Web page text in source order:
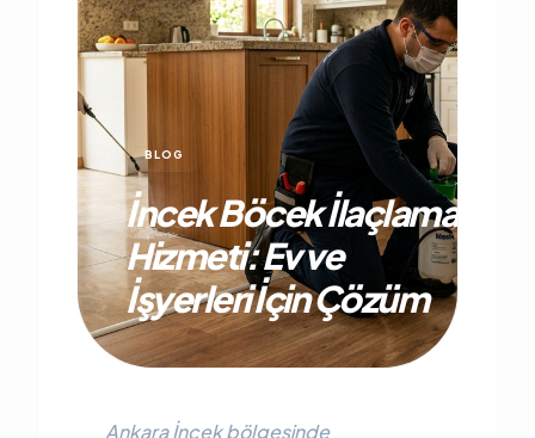
BLOG
İncek Böcek İlaçlama
Hizmeti: Ev ve
İşyerleri İçin Çözüm
Ankara İncek bölgesinde